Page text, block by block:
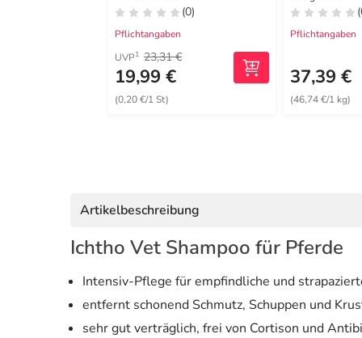
(0)
Pflichtangaben
UVP1 23,31 €
19,99 €
(0,20 €/1 St)
Pflichtangaben
37,39 €
(46,74 €/1 kg)
Artikelbeschreibung
Ichtho Vet Shampoo für Pferde
Intensiv-Pflege für empfindliche und
entfernt schonend Schmutz, Schuppen und
sehr gut verträglich, frei von Cortison und